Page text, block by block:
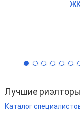
ЖК
Лучшие
Каталог